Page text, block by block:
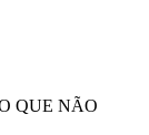
QUE NÃO